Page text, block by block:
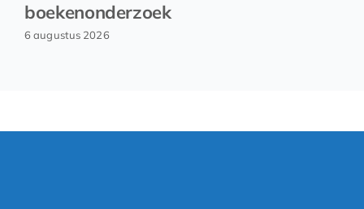
boekenonderzoek
6 augustus 2026